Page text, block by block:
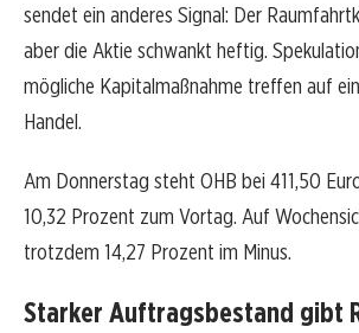
sendet ein anderes Signal: Der
aber die Aktie schwankt heftig.
mögliche Kapitalmaßnahme treffen auf
Handel.
Am Donnerstag steht OHB bei 411,50
10,32 Prozent zum Vortag. Auf
trotzdem 14,27 Prozent im Minus.
Starker Auftragsbestand gibt